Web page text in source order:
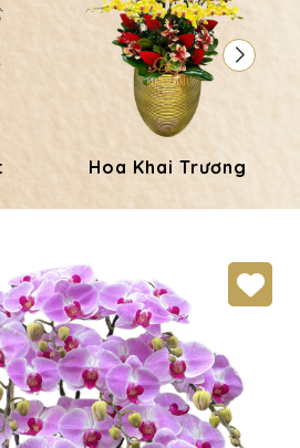
Hoa Khai Trương